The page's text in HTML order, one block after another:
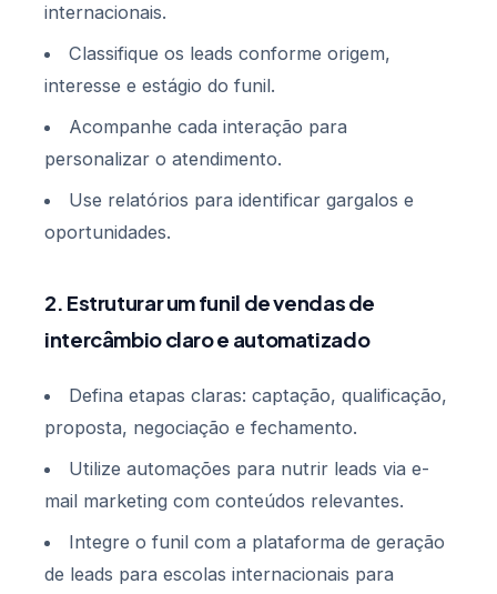
internacionais.
Classifique os leads conforme origem,
interesse e estágio do funil.
Acompanhe cada interação para
personalizar o atendimento.
Use relatórios para identificar gargalos e
oportunidades.
2. Estruturar um funil de vendas de
intercâmbio claro e automatizado
Defina etapas claras: captação, qualificação,
proposta, negociação e fechamento.
Utilize automações para nutrir leads via e-
mail marketing com conteúdos relevantes.
Integre o funil com a plataforma de geração
de leads para escolas internacionais para